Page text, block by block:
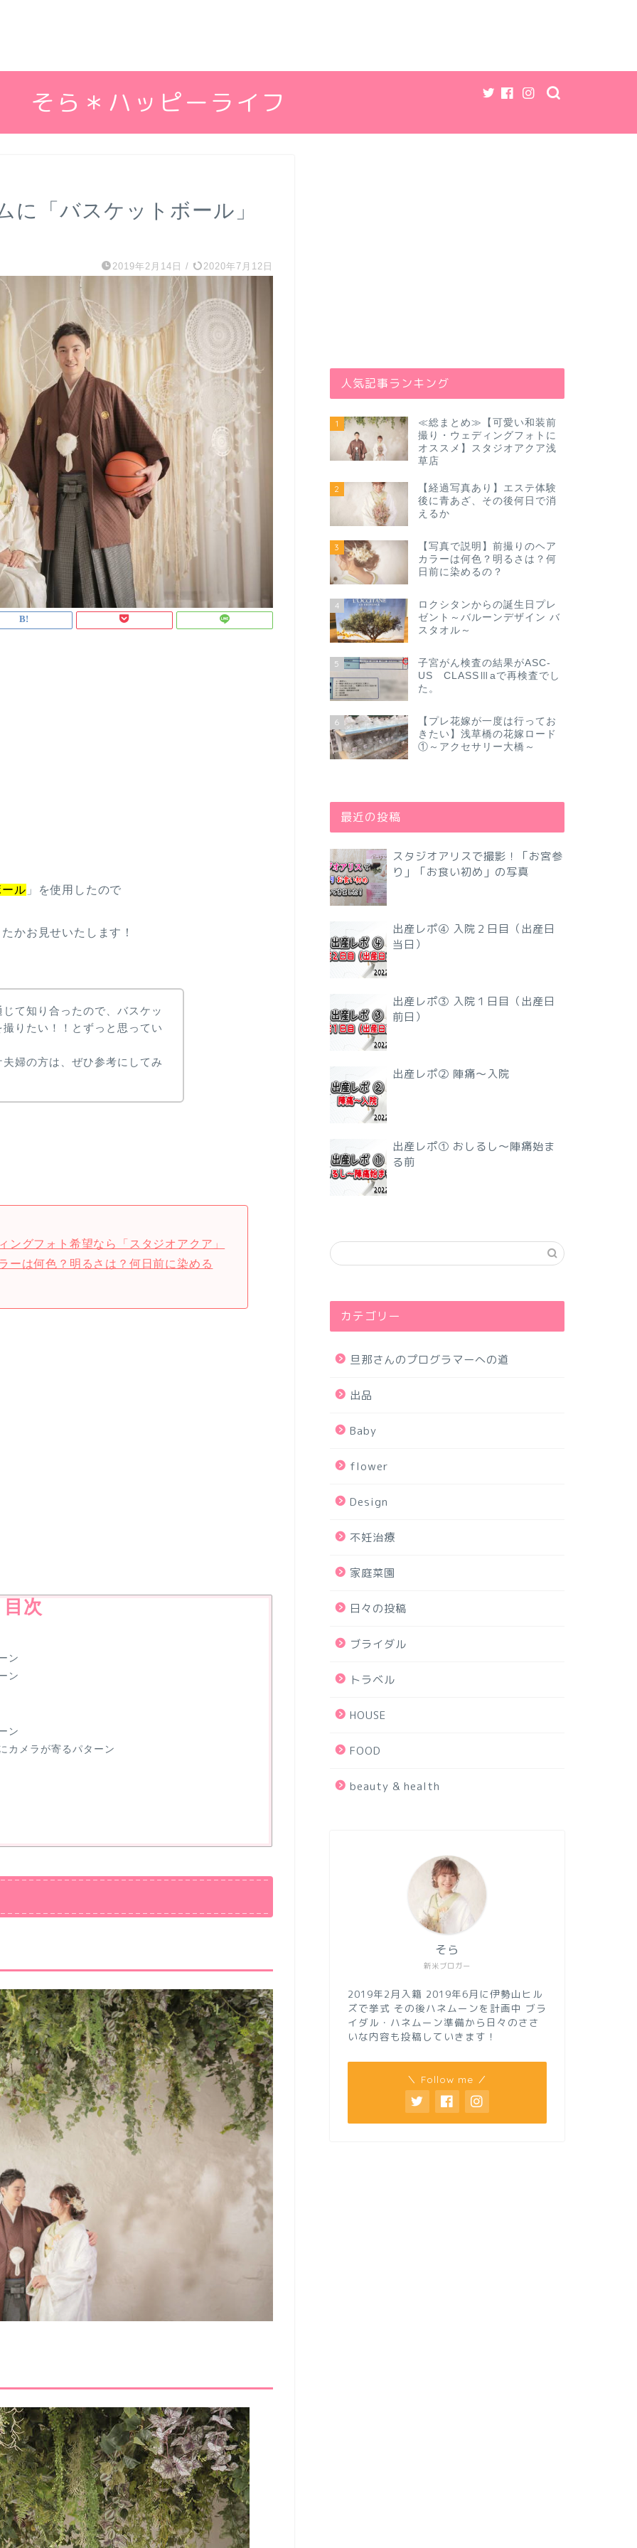
そら＊ハッピーライフ
に「バスケットボール」
2019年2月14日 / 2020年7月12日
ル 」を使用したので
かお見せいたします！
て知り合ったので、バスケッ
りたい！！とずっと思ってい
婦の方は、ぜひ参考にしてみ
ングフォト希望なら「スタジオアクア」
ーは何色？明るさは？何日前に染める
目次
ン
ン
ン
カメラが寄るパターン
人気記事ランキング
1
≪総まとめ≫【可愛い和装前
撮り・ウェディングフォトに
オススメ】スタジオアクア浅
草店
2
【経過写真あり】エステ体験
後に青あざ、その後何日で消
えるか
3
【写真で説明】前撮りのヘア
カラーは何色？明るさは？何
日前に染めるの？
4
ロクシタンからの誕生日プレ
ゼント～バルーンデザイン バ
スタオル～
5
子宮がん検査の結果がASC-
US CLASSⅢaで再検査でし
た。
6
【プレ花嫁が一度は行ってお
きたい】浅草橋の花嫁ロード
①～アクセサリー大橋～
最近の投稿
スタジオアリスで撮影！「お宮参
り」「お食い初め」の写真
出産レポ④ 入院２日目（出産日
当日）
出産レポ③ 入院１日目（出産日
前日）
出産レポ② 陣痛〜入院
出産レポ① おしるし〜陣痛始ま
る前
カテゴリー
旦那さんのプログラマーへの道
出品
Baby
flower
Design
不妊治療
家庭菜園
日々の投稿
ブライダル
トラベル
HOUSE
FOOD
beauty & health
新米ブロガー
そら
2019年2月入籍 2019年6月に伊勢山ヒル
ズで挙式 その後ハネムーンを計画中 ブラ
イダル・ハネムーン準備から日々のささ
いな内容も投稿していきます！
＼ Follow me ／